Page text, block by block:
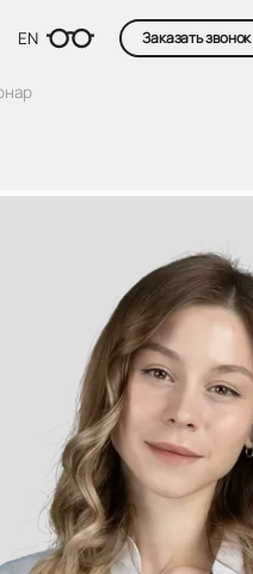
EN Заказать звонок